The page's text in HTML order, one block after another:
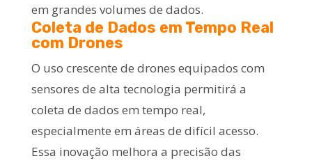
em grandes volumes de dados.
Coleta de Dados em Tempo Real
com Drones
O uso crescente de drones equipados com
sensores de alta tecnologia permitirá a
coleta de dados em tempo real,
especialmente em áreas de difícil acesso.
Essa inovação melhora a precisão das